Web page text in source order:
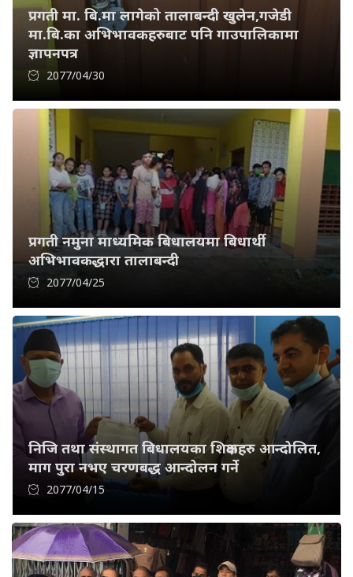
प्रगती मा. बि.मा लागेको तालाबन्दी खुलेन,गजेडी
मा.बि.का अभिभावकहरुबाट पनि गाउपालिकामा
ज्ञापनपत्र
2077/04/30
प्रगती नमुना माध्यमिक बिधालयमा बिधार्थी
अभिभावकद्धारा तालाबन्दी
2077/04/25
निजि तथा संस्थागत बिधालयका शिक्षकहरु आन्दोलित,
माग पुरा नभए चरणबद्ध आन्दोलन गर्ने
2077/04/15